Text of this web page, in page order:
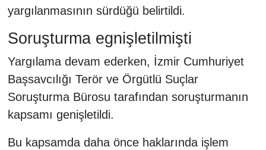
yargılanmasının sürdüğü belirtildi.
Soruşturma egnişletilmişti
Yargılama devam ederken, İzmir Cumhuriyet
Başsavcılığı Terör ve Örgütlü Suçlar
Soruşturma Bürosu tarafından soruşturmanın
kapsamı genişletildi.
Bu kapsamda daha önce haklarında işlem